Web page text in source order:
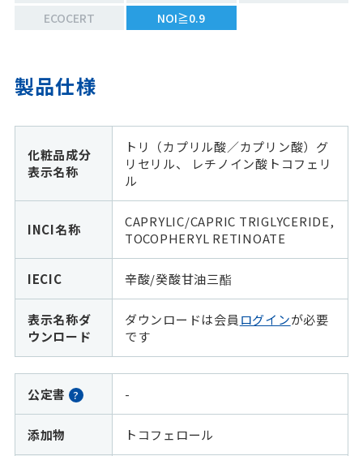
ECOCERT
NOI≧0.9
製品仕様
化粧品成分
表示名称
トリ（カプリル酸／カプリン酸）グ
リセリル、 レチノイン酸トコフェリ
ル
INCI名称
CAPRYLIC/CAPRIC TRIGLYCERIDE,
TOCOPHERYL RETINOATE
IECIC 辛酸/癸酸甘油三酯
表示名称ダ
ウンロード
ダウンロードは会員 ログインが必要
です
公定書 ? -
添加物 トコフェロール